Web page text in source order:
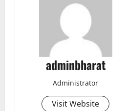
adminbharat
Administrator
Visit Website